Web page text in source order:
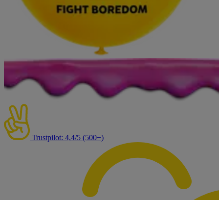
Trustpilot: 4,4/5 (500+)